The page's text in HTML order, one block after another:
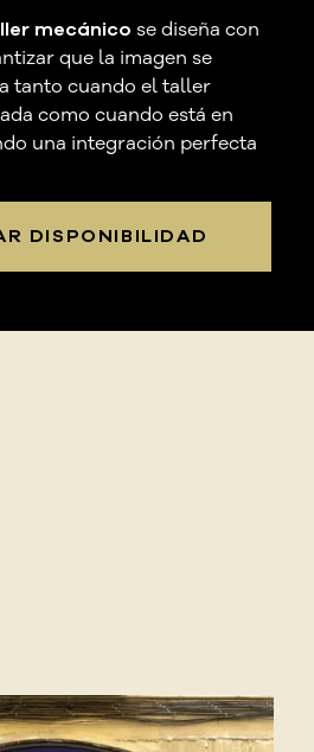
mecánico se diseña con
que la imagen se
tanto cuando el taller
como cuando está en
una integración perfecta
DISPONIBILIDAD